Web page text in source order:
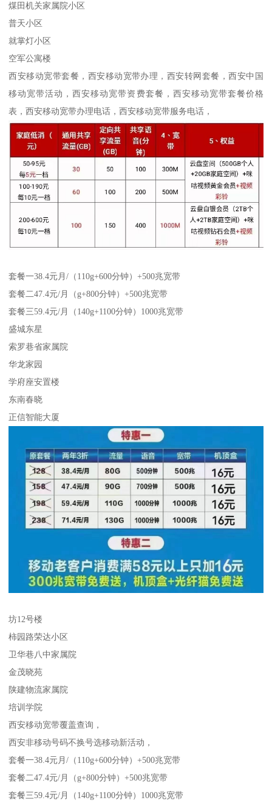
煤田机关家属院小区
普天小区
就掌灯小区
空军公寓楼
西安移动宽带套餐，西安移动宽带办理，西安转网套餐，西安中国
移动宽带活动，西安移动宽带资费套餐，西安移动宽带套餐价格
表，西安移动宽带办理电话，西安移动宽带服务电话，
套餐一38.4元月/（110g+600分钟）+500兆宽带
套餐二47.4元/月（g+800分钟）+500兆宽带
套餐三59.4元/月（140g+1100分钟）1000兆宽带
盛城东星
索罗巷省家属院
华龙家园
学府座安置楼
东南春晓
正信智能大厦
坊12号楼
柿园路荣达小区
卫华巷八中家属院
金茂晓苑
陕建物流家属院
培训学院
西安移动宽带覆盖查询，
西安非移动号码不换号选移动新活动，
套餐一38.4元月/（110g+600分钟）+500兆宽带
套餐二47.4元/月（g+800分钟）+500兆宽带
套餐三59.4元/月（140g+1100分钟）1000兆宽带